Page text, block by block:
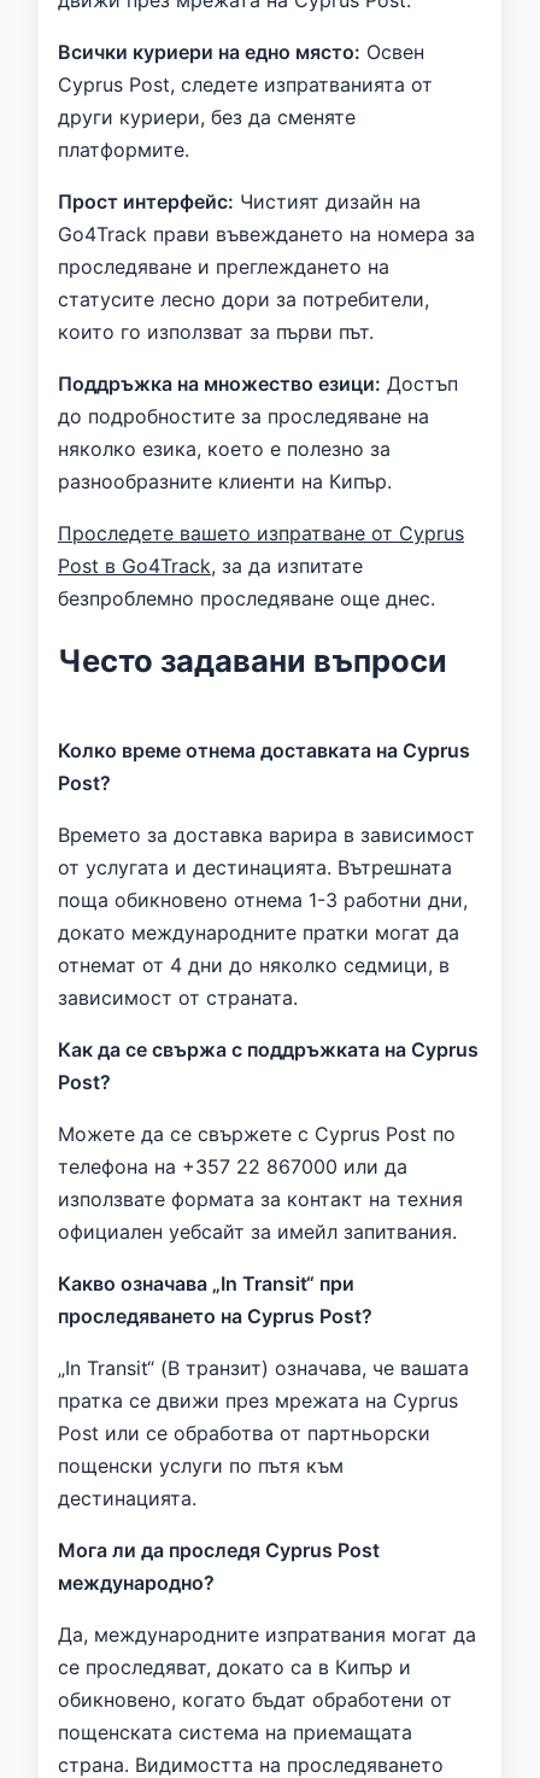
Всички куриери на едно място: Освен
Cyprus Post, следете изпратванията от
други куриери, без да сменяте
платформите.
Прост интерфейс: Чистият дизайн на
Go4Track прави въвеждането на номера за
проследяване и преглеждането на
статусите лесно дори за потребители,
които го използват за първи път.
Поддръжка на множество езици: Достъп
до подробностите за проследяване на
няколко езика, което е полезно за
разнообразните клиенти на Кипър.
Проследете вашето изпратване от Cyprus
Post в Go4Track, за да изпитате
безпроблемно проследяване още днес.
Често задавани въпроси
Колко време отнема доставката на Cyprus
Post?
Времето за доставка варира в зависимост
от услугата и дестинацията. Вътрешната
поща обикновено отнема 1-3 работни дни,
докато международните пратки могат да
отнемат от 4 дни до няколко седмици, в
зависимост от страната.
Как да се свържа с поддръжката на Cyprus
Post?
Можете да се свържете с Cyprus Post по
телефона на +357 22 867000 или да
използвате формата за контакт на техния
официален уебсайт за имейл запитвания.
Какво означава „In Transit“ при
проследяването на Cyprus Post?
„In Transit“ (В транзит) означава, че вашата
пратка се движи през мрежата на Cyprus
Post или се обработва от партньорски
пощенски услуги по пътя към
дестинацията.
Мога ли да проследя Cyprus Post
международно?
Да, международните изпратвания могат да
се проследяват, докато са в Кипър и
обикновено, когато бъдат обработени от
пощенската система на приемащата
страна. Видимостта на проследяването